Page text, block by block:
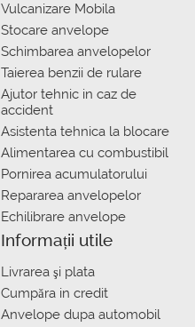
Vulcanizare Mobila
Stocare anvelope
Schimbarea anvelopelor
Taierea benzii de rulare
Ajutor tehnic in caz de
accident
Asistenta tehnica la blocare
Alimentarea cu combustibil
Pornirea acumulatorului
Repararea anvelopelor
Echilibrare anvelope
Informații utile
Livrarea şi plata
Сumpăra in credit
Anvelope dupa automobil